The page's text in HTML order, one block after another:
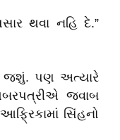
થવા નહિ દે.”
જશું. પણ અત્યારે
જવાબ
સિંહનો